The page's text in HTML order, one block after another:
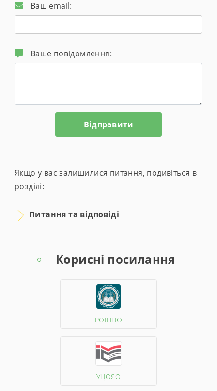
Ваш email:
Ваше повідомлення:
Якщо у вас залишилися питання, подивіться в
розділі:
Питання та відповіді
Корисні посилання
РОІППО
УЦОЯО